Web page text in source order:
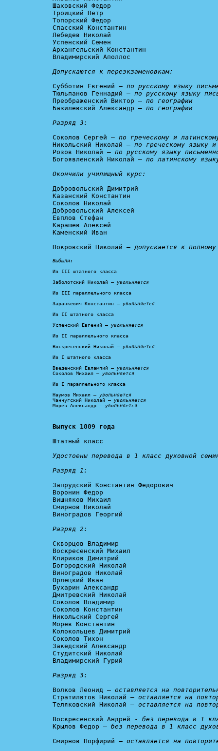
Шаховский Федор
Троицкий Петр
Топорский Федор
Спасский Константин
Лебедев Николай
Успенский Семен
Архангельский Константин
Владимирский Аполлос
Допускаются к переэкзаменовкам:
Субботин Евгений – по русскому языку
Тюльпанов Геннадий – по русскому языку
Преображенский Виктор – по географии
Базилевский Александр – по географии
Разряд 3:
Соколов Сергей – по греческому и
Никольский Николай – по греческому языку и
Розов Николай – по русскому языку
Богоявленский Николай – по латинскому
Окончили училищный курс:
Добровольский Димитрий
Казанский Константин
Соколов Николай
Добровольский Алексей
Евплов Стефан
Карашев Алексей
Каменский Иван
Покровский Николай – допускается к
Выбыли:
Из III штатного класса
Заболотский Николай – увольняется
Из III параллельного класса
Заранкевич Константин – увольняется
Из II штатного класса
Успенский Евгений – увольняется
Из II параллельного класса
Воскресенский Николай – увольняется
Из I штатного класса
Введенский Евлампий – увольняется
Соколов Михаил – увольняется
Из I параллельного класса
Наумов Михаил – увольняется
Чанчугский Николай – увольняется
Морев Александр - увольняется
Выпуск 1889 года
Штатный класс
Удостоены перевода в 1 класс духовной
Разряд 1:
Запрудский Константин Федорович
Воронин Федор
Вишняков Михаил
Смирнов Николай
Виноградов Георгий
Разряд 2:
Скворцов Владимир
Воскресенский Михаил
Клириков Димитрий
Богородский Николай
Виноградов Николай
Орлецкий Иван
Бухарин Александр
Дмитревский Николай
Соколов Владимир
Соколов Константин
Никольский Сергей
Морев Константин
Колокольцев Димитрий
Соколов Тихон
Закедский Александр
Студитский Николай
Владимирский Гурий
Разряд 3:
Волков Леонид – оставляется на
Стратилвтов Николай – оставляется на
Теляковский Николай – оставляется на
Воскресенский Андрей - без перевода в 1
Крылов Федор – без перевода в 1 класс
Смирнов Порфирий – оставляется на